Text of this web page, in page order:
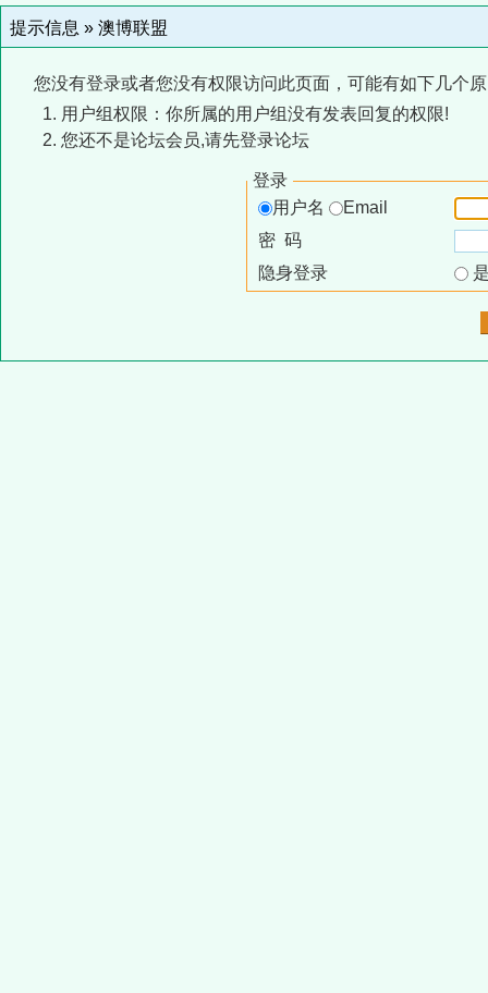
提示信息 » 澳博联盟
您没有登录或者您没有权限访问此页面，可能有如下几个
用户组权限：你所属的用户组没有发表回复的权限!
您还不是论坛会员,请先登录论坛
登录
用户名
Email
密 码
隐身登录